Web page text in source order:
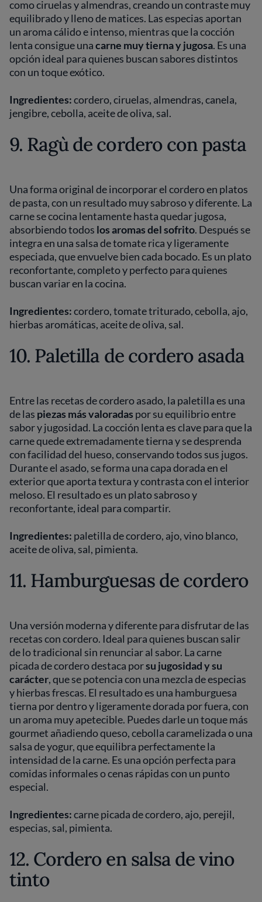
como ciruelas y almendras, creando un contraste muy
equilibrado y lleno de matices. Las especias aportan
un aroma cálido e intenso, mientras que la cocción
lenta consigue unacarne muy tierna y jugosa. Es una
opción ideal para quienes buscan sabores distintos
con un toque exótico.
Ingredientes:cordero, ciruelas, almendras, canela,
jengibre, cebolla, aceite de oliva, sal.
9. Ragù de cordero con pasta
Una forma original de incorporar el cordero en platos
de pasta, con un resultado muy sabroso y diferente. La
carne se cocina lentamente hasta quedar jugosa,
absorbiendo todos los aromas del sofrito. Después se
integra en una salsa de tomate rica y ligeramente
especiada, que envuelve bien cada bocado. Es un plato
reconfortante, completo y perfecto para quienes
buscan variar en la cocina.
Ingredientes:cordero, tomate triturado, cebolla, ajo,
hierbas aromáticas, aceite de oliva, sal.
10. Paletilla de cordero asada
Entre las recetas de cordero asado, la paletilla es una
de las piezas más valoradas por su equilibrio entre
sabor y jugosidad. La cocción lenta es clave para que la
carne quede extremadamente tierna y se desprenda
con facilidad del hueso, conservando todos sus jugos.
Durante el asado, se forma una capa dorada en el
exterior que aporta textura y contrasta con el interior
meloso. El resultado es un plato sabroso y
reconfortante, ideal para compartir.
Ingredientes: paletilla de cordero, ajo, vino blanco,
aceite de oliva, sal, pimienta.
11. Hamburguesas de cordero
Una versión moderna y diferente para disfrutar de las
recetas con cordero. Ideal para quienes buscan salir
de lo tradicional sin renunciar al sabor. La carne
picada de cordero destaca porsu jugosidad y su
carácter, que se potencia con una mezcla de especias
y hierbas frescas. El resultado es una hamburguesa
tierna por dentro y ligeramente dorada por fuera, con
un aroma muy apetecible. Puedes darle un toque más
gourmet añadiendo queso, cebolla caramelizada o una
salsa de yogur, que equilibra perfectamente la
intensidad de la carne. Es una opción perfecta para
comidas informales o cenas rápidas con un punto
especial.
Ingredientes:carne picada de cordero, ajo, perejil,
especias, sal, pimienta.
12. Cordero en salsa de vino
tinto